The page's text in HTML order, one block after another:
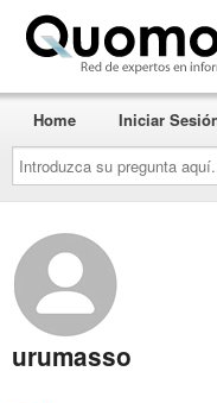
Introduzca
su
pregunta
aquí...
Home Iniciar
urumasso